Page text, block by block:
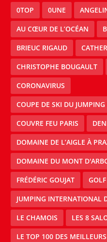
0TOP 0UNE
AU CŒUR DE L’OCÉAN
BRIEUC RIGAUD
CHRISTOPHE BOUGAULT
CORONAVIRUS
COUPE DE SKI DU JUMPING
COUVRE FEU PARIS
DOMAINE DE L’AIGLE À
DOMAINE DU MONT
FRÉDÉRIC GOUJAT
JUMPING INTERNATIONAL
LE CHAMOIS LES 8
LE TOP 100 DES